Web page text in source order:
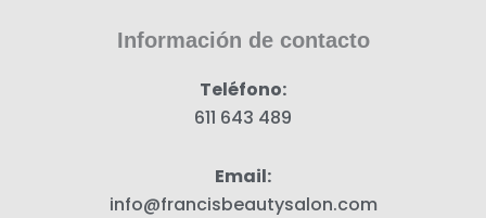
k a
m
Información de contacto
Teléfono:
611 643 489
Email:
info@francisbeautysalon.com